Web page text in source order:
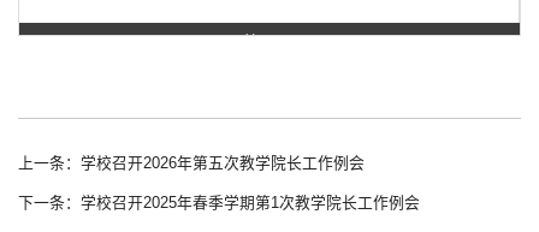
第 1 页
上一条：学校召开2026年第五次教学院长工作例会
下一条：学校召开2025年春季学期第1次教学院长工作例会